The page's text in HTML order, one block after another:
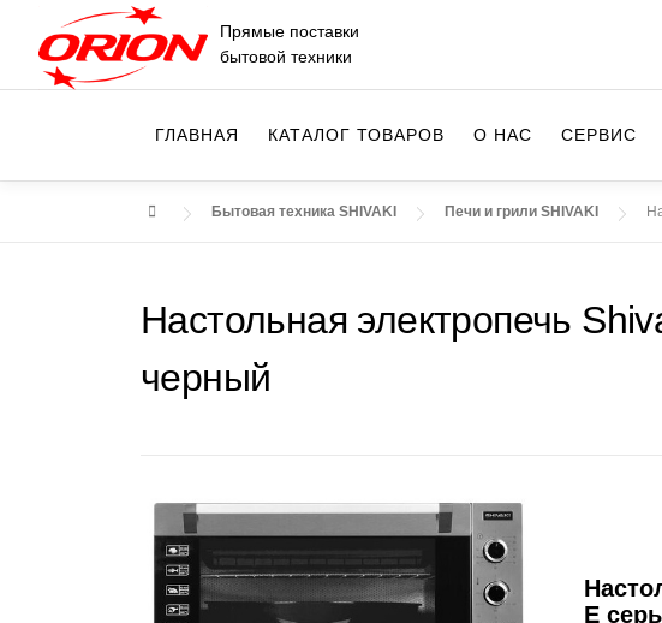
содержимому
Прямые поставки
бытовой техники
ГЛАВНАЯ КАТАЛОГ ТОВАРОВ О НАС СЕРВИС
Бытовая техника SHIVAKI Печи и грили SHIVAKI
Настольная электропечь
черный
E